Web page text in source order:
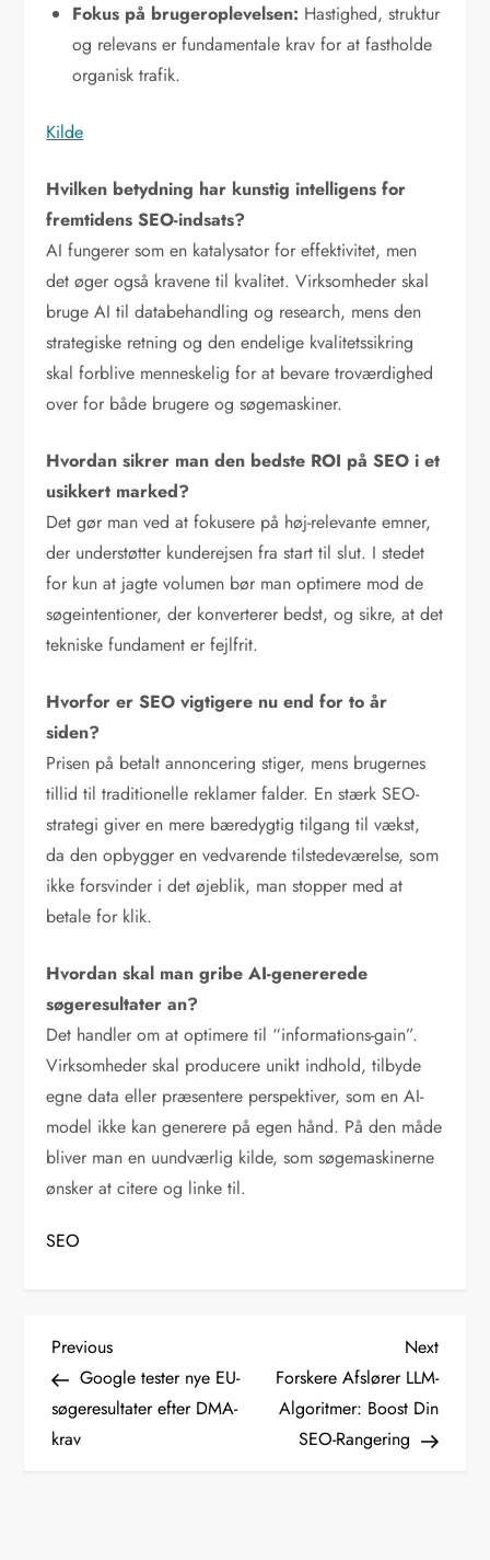
Fokus på brugeroplevelsen: Hastighed, struktur
og relevans er fundamentale krav for at fastholde
organisk trafik.
Kilde
Hvilken betydning har kunstig intelligens for
fremtidens SEO-indsats?
AI fungerer som en katalysator for effektivitet, men
det øger også kravene til kvalitet. Virksomheder skal
bruge AI til databehandling og research, mens den
strategiske retning og den endelige kvalitetssikring
skal forblive menneskelig for at bevare troværdighed
over for både brugere og søgemaskiner.
Hvordan sikrer man den bedste ROI på SEO i et
usikkert marked?
Det gør man ved at fokusere på høj-relevante emner,
der understøtter kunderejsen fra start til slut. I stedet
for kun at jagte volumen bør man optimere mod de
søgeintentioner, der konverterer bedst, og sikre, at det
tekniske fundament er fejlfrit.
Hvorfor er SEO vigtigere nu end for to år
siden?
Prisen på betalt annoncering stiger, mens brugernes
tillid til traditionelle reklamer falder. En stærk SEO-
strategi giver en mere bæredygtig tilgang til vækst,
da den opbygger en vedvarende tilstedeværelse, som
ikke forsvinder i det øjeblik, man stopper med at
betale for klik.
Hvordan skal man gribe AI-genererede
søgeresultater an?
Det handler om at optimere til “informations-gain”.
Virksomheder skal producere unikt indhold, tilbyde
egne data eller præsentere perspektiver, som en AI-
model ikke kan generere på egen hånd. På den måde
bliver man en uundværlig kilde, som søgemaskinerne
ønsker at citere og linke til.
SEO
I
n
d
Previous
Post
Previous
Google tester nye EU-
søgeresultater efter DMA-
krav
Next
Post
Next
Forskere Afslører LLM-
Algoritmer: Boost Din
SEO-Rangering